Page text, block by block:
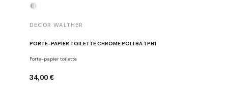
DECOR WALTHER
PORTE-PAPIER TOILETTE CHROME POLI BA TPH1
Porte-papier toilette
34,00 €